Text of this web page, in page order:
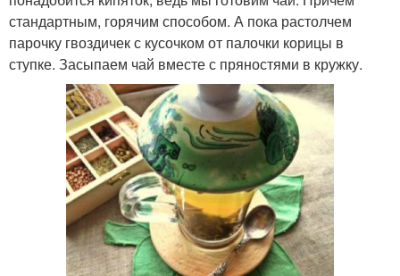
стандартным, горячим способом. А пока растолчем
парочку гвоздичек с кусочком от палочки корицы в
ступке. Засыпаем чай вместе с пряностями в кружку.